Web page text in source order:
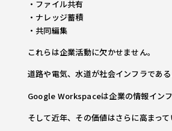
・ファイル共有
・ナレッジ蓄積
・共同編集
これらは企業活動に欠かせません。
道路や電気、水道が社会インフラである
Google Workspaceは企業の情報インフ
そして近年、その価値はさらに高まって